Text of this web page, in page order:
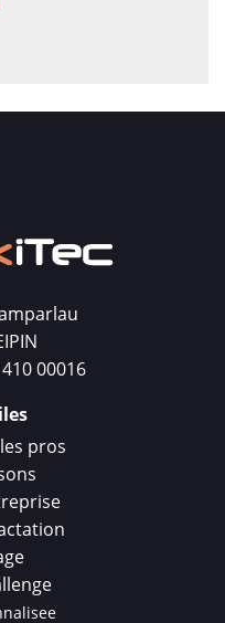
00016
pros